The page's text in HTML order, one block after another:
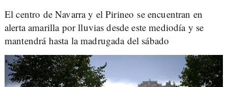
El centro de Navarra y el Pirineo se encuentran en
alerta amarilla por lluvias desde este mediodía y se
mantendrá hasta la madrugada del sábado